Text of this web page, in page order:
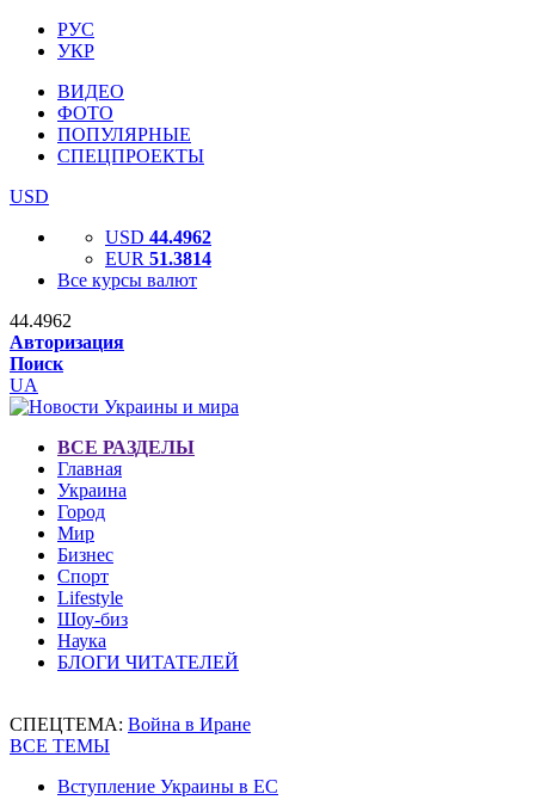
РУС
УКР
ВИДЕО
ФОТО
ПОПУЛЯРНЫЕ
СПЕЦПРОЕКТЫ
USD
USD 44.4962
EUR 51.3814
Все курсы валют
44.4962
Авторизация
Поиск
UA
ВСЕ РАЗДЕЛЫ
Главная
Украина
Город
Мир
Бизнес
Спорт
Lifestyle
Шоу-биз
Наука
БЛОГИ ЧИТАТЕЛЕЙ
СПЕЦТЕМА: Война в Иране
ВСЕ ТЕМЫ
Вступление Украины в ЕС